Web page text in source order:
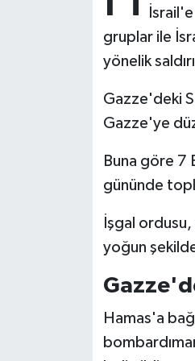
gruplar ile
yönelik
Gazze'deki
Gazze'ye
Buna göre 7
gününde
İşgal
yoğun
Hamas'a
Bitlis Müftülüğü
Burdur Müftülüğü
Bursa Müftülüğü
Çankırı Müftülüğü
Çorum Müftülüğü
Denizli Müftülüğü
Duyurular
Bilim, Teknoloji
Biyografiler
Diyanet TV